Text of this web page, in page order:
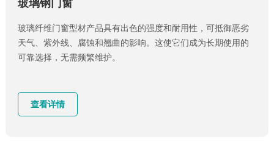
玻璃钢门窗
玻璃纤维门窗型材产品具有出色的强度和耐用性，可抵御恶劣
天气、紫外线、腐蚀和翘曲的影响。这使它们成为长期使用的
可靠选择，无需频繁维护。
查看详情